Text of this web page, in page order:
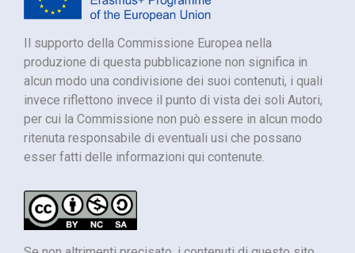
Il supporto della Commissione Europea nella
produzione di questa pubblicazione non significa in
alcun modo una condivisione dei suoi contenuti, i quali
invece riflettono invece il punto di vista dei soli Autori,
per cui la Commissione non può essere in alcun modo
ritenuta responsabile di eventuali usi che possano
esser fatti delle informazioni qui contenute.